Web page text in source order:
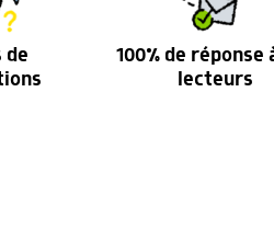
de
100% de réponse
lecteurs